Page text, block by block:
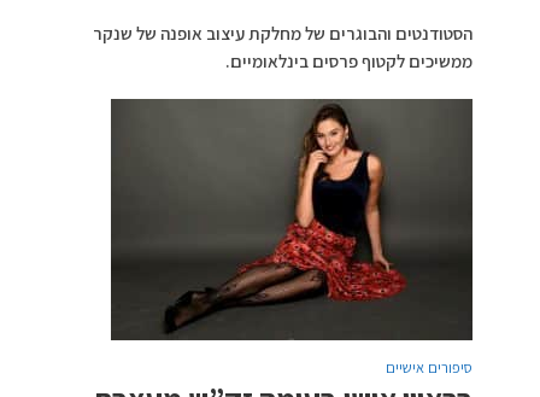
הסטודנטים והבוגרים של מחלקת עיצוב אופנה של שנקר
ממשיכים לקטוף פרסים בינלאומיים.
סיפורים אישיים